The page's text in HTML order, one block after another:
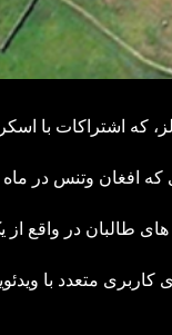
که اشتراکات با
که افغان وتنس در
‌های کاربری متعدد با